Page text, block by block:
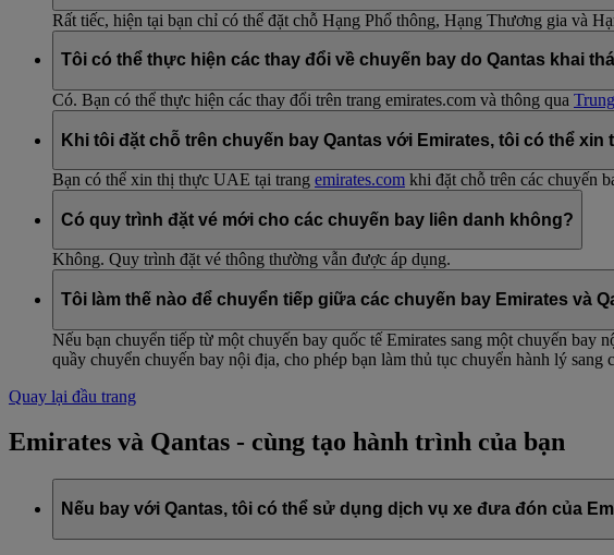
Rất tiếc, hiện tại bạn chỉ có thể đặt chỗ Hạng Phổ thông, Hạng Thương gia và
Tôi có thể thực hiện các thay đổi về chuyến bay do Qantas khai
Có. Bạn có thể thực hiện các thay đổi trên trang emirates.com và thông qua
Khi tôi đặt chỗ trên chuyến bay Qantas với Emirates, tôi có thể
Bạn có thể xin thị thực UAE tại trang emirates.com khi đặt chỗ trên các chuyến
Có quy trình đặt vé mới cho các chuyến bay liên danh không?
Không. Quy trình đặt vé thông thường vẫn được áp dụng.
Tôi làm thế nào để chuyển tiếp giữa các chuyến bay Emirates và
Nếu bạn chuyển tiếp từ một chuyến bay quốc tế Emirates sang một chuyến bay
quầy chuyển chuyến bay nội địa, cho phép bạn làm thủ tục chuyển hành lý
Quay lại đầu trang
Emirates và Qantas - cùng tạo hành trình của bạn
Nếu bay với Qantas, tôi có thể sử dụng dịch vụ xe đưa đón của